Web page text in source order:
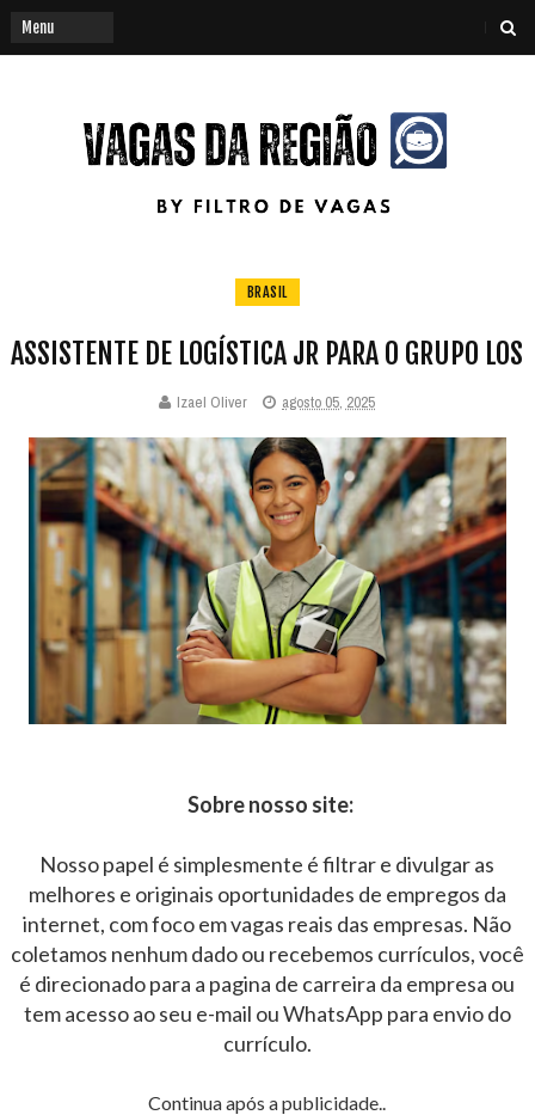
BRASIL
ASSISTENTE DE LOGÍSTICA JR PARA O GRUPO LOS
Izael Oliver agosto 05, 2025
Sobre nosso site:
Nosso papel é simplesmente é filtrar e divulgar as
melhores e originais oportunidades de empregos da
internet, com foco em vagas reais das empresas. Não
coletamos nenhum dado ou recebemos currículos, você
é direcionado para a pagina de carreira da empresa ou
tem acesso ao seu e-mail ou WhatsApp para envio do
currículo.
Continua após a publicidade..